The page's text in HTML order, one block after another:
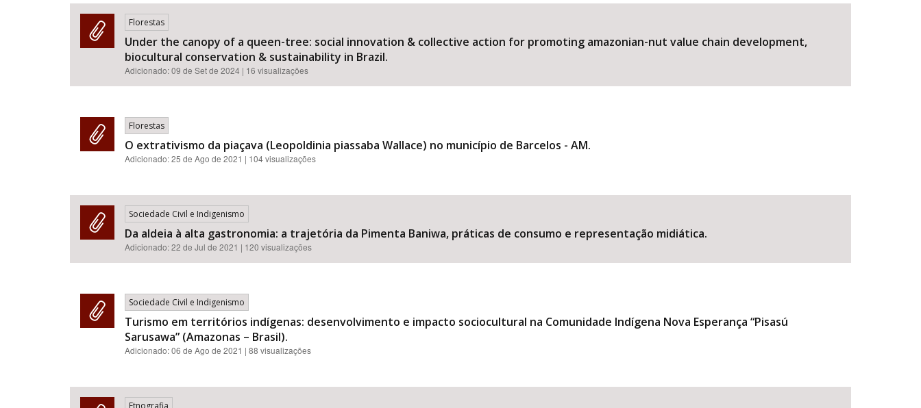
Área de Levantamento
Florestas
Under the canopy of a queen-tree: social innovation & collective action for promoting amazonian-nut value chain development,
biocultural conservation & sustainability in Brazil.
Adicionado:09 de Set de 2024 | 16 visualizações
Florestas
O extrativismo da piaçava (Leopoldinia piassaba Wallace) no município de Barcelos - AM.
Adicionado:25 de Ago de 2021 | 104 visualizações
Sociedade Civil e Indigenismo
Da aldeia à alta gastronomia: a trajetória da Pimenta Baniwa, práticas de consumo e representação midiática.
Adicionado:22 de Jul de 2021 | 120 visualizações
Sociedade Civil e Indigenismo
Turismo em territórios indígenas: desenvolvimento e impacto sociocultural na Comunidade Indígena Nova Esperança “Pisasú
Sarusawa” (Amazonas – Brasil).
Adicionado:06 de Ago de 2021 | 88 visualizações
Etnografia